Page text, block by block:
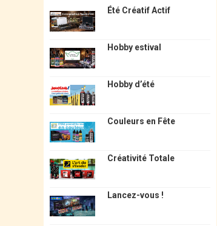
Été Créatif Actif
Hobby estival
Hobby d’été
Couleurs en Fête
Créativité Totale
Lancez-vous !